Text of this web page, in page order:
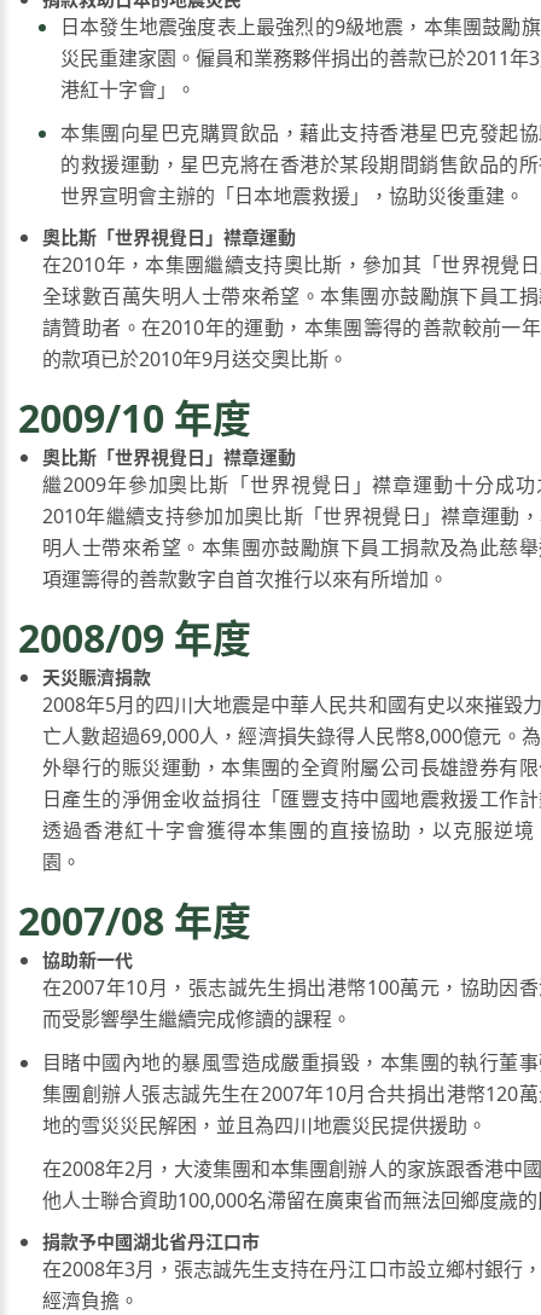
日本發生地震強度表上最強烈的9級地震，本集團鼓勵
災民重建家園。僱員和業務夥伴捐出的善款已於2011年
港紅十字會」。
本集團向星巴克購買飲品，藉此支持香港星巴克發起
的救援運動，星巴克將在香港於某段期間銷售飲品的
世界宣明會主辦的「日本地震救援」，協助災後重建。
奧比斯「世界視覺日」襟章運動
在2010年，本集團繼續支持奧比斯，參加其「世界視覺
全球數百萬失明人士帶來希望。本集團亦鼓勵旗下員工
請贊助者。在2010年的運動，本集團籌得的善款較前一
的款項已於2010年9月送交奧比斯。
2009/10 年度
奧比斯「世界視覺日」襟章運動
繼2009年參加奧比斯「世界視覺日」襟章運動十分成
2010年繼續支持參加加奧比斯「世界視覺日」襟章運動
明人士帶來希望。本集團亦鼓勵旗下員工捐款及為此慈
項運籌得的善款數字自首次推行以來有所增加。
2008/09 年度
天災賑濟捐款
2008年5月的四川大地震是中華人民共和國有史以來摧毀
亡人數超過69,000人，經濟損失錄得人民幣8,000億元。
外舉行的賑災運動，本集團的全資附屬公司長雄證券有
日產生的淨佣金收益捐往「匯豐支持中國地震救援工作
透過香港紅十字會獲得本集團的直接協助，以克服逆
園。
2007/08 年度
協助新一代
在2007年10月，張志誠先生捐出港幣100萬元，協助因
而受影響學生繼續完成修讀的課程。
目睹中國內地的暴風雪造成嚴重損毀，本集團的執行董
集團創辦人張志誠先生在2007年10月合共捐出港幣120
地的雪災災民解困，並且為四川地震災民提供援助。
在2008年2月，大淩集團和本集團創辦人的家族跟香港中
他人士聯合資助100,000名滯留在廣東省而無法回鄉度歲
捐款予中國湖北省丹江口市
在2008年3月，張志誠先生支持在丹江口市設立鄉村銀行
經濟負擔。